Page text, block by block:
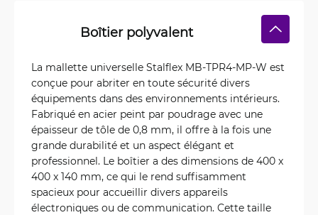
Boîtier polyvalent
La mallette universelle Stalflex MB-TPR4-MP-W est
conçue pour abriter en toute sécurité divers
équipements dans des environnements intérieurs.
Fabriqué en acier peint par poudrage avec une
épaisseur de tôle de 0,8 mm, il offre à la fois une
grande durabilité et un aspect élégant et
professionnel. Le boîtier a des dimensions de 400 x
400 x 140 mm, ce qui le rend suffisamment
spacieux pour accueillir divers appareils
électroniques ou de communication. Cette taille